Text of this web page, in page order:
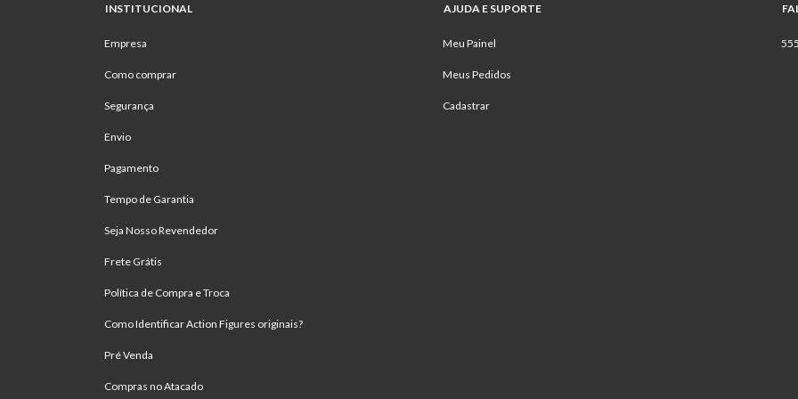
INSTITUCIONAL
Empresa
Como comprar
Segurança
Envio
Pagamento
Tempo de Garantia
Seja Nosso Revendedor
Frete Grátis
Política de Compra e Troca
Como Identificar Action Figures originais?
Pré Venda
Compras no Atacado
AJUDA E SUPORTE
Meu Painel
Meus Pedidos
Cadastrar